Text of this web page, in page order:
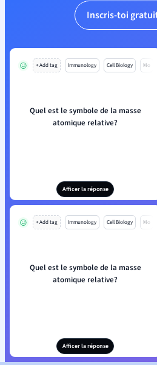
Inscris-toi
+ Add tag Immunology Cell Biology Mo
Quel est le symbole de la masse
atomique relative?
Afficer la réponse
+ Add tag Immunology Cell Biology Mo
Quel est le symbole de la masse
atomique relative?
Afficer la réponse